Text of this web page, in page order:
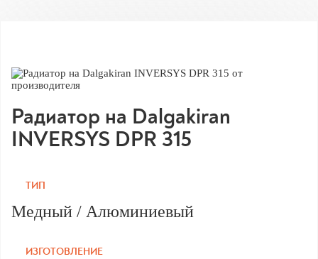
Радиатор на Dalgakiran
INVERSYS DPR 315
ТИП
Медный / Алюминиевый
ИЗГОТОВЛЕНИЕ